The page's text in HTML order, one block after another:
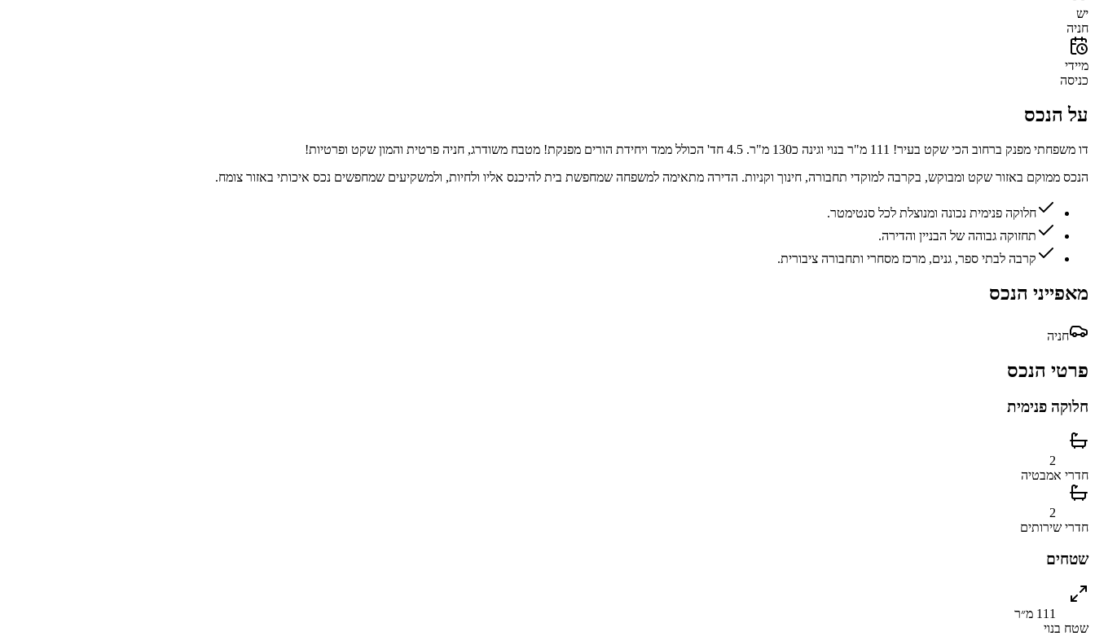
יש
חניה
מיידי
כניסה
על הנכס
דו משפחתי מפנק ברחוב הכי שקט בעיר! 111 מ"ר בנוי וגינה כ130 מ"ר. 4.5 חד' הכולל ממד ויחידת הורים מפנקת! מטבח משודרג, חניה פרטית והמון שקט ופרטיות!
הנכס ממוקם באזור שקט ומבוקש, בקרבה למוקדי תחבורה, חינוך וקניות. הדירה מתאימה למשפחה שמחפשת בית להיכנס אליו ולחיות, ולמשקיעים שמחפשים נכס איכותי באזור צומח.
חלוקה פנימית נכונה ומנוצלת לכל סנטימטר.
תחזוקה גבוהה של הבניין והדירה.
קרבה לבתי ספר, גנים, מרכז מסחרי ותחבורה ציבורית.
מאפייני הנכס
חניה
פרטי הנכס
חלוקה פנימית
2
חדרי אמבטיה
2
חדרי שירותים
שטחים
111 מ״ר
שטח בנוי